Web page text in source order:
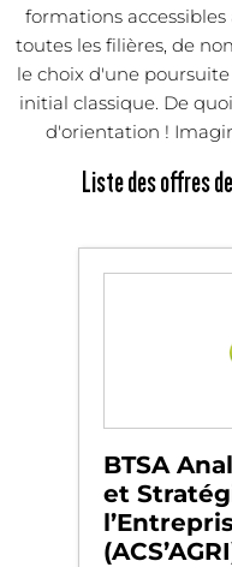
formations accessibles
toutes les filières, de
le choix d'une
initial classique. De
d'orientation !
Liste des offres
BTSA
et